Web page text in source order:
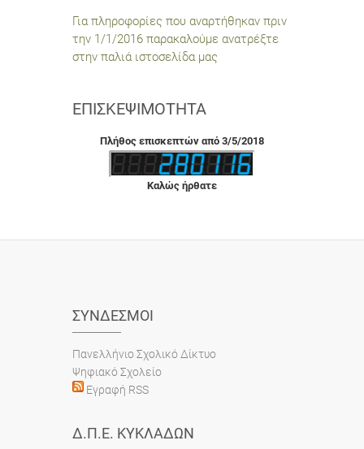
Για πληροφορίες που αναρτήθηκαν πριν
την 1/1/2016 παρακαλούμε ανατρέξτε
στην παλιά ιστοσελίδα μας
ΕΠΙΣΚΕΨΙΜΌΤΗΤΑ
Πλήθος επισκεπτών από 3/5/2018
Καλώς ήρθατε
ΣΎΝΔΕΣΜΟΙ
Πανελλήνιο Σχολικό Δίκτυο
Ψηφιακό Σχολείο
Εγραφή RSS
Δ.Π.Ε. ΚΥΚΛΆΔΩΝ